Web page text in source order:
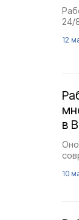
24/
12
в
10